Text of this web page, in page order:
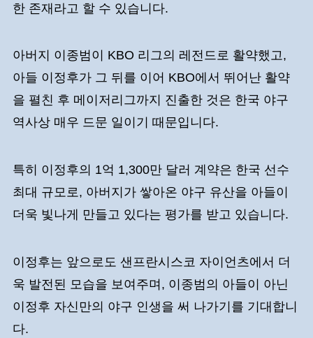
한 존재라고 할 수 있습니다.
아버지 이종범이 KBO 리그의 레전드로 활약했고,
아들 이정후가 그 뒤를 이어 KBO에서 뛰어난 활약
을 펼친 후 메이저리그까지 진출한 것은 한국 야구
역사상 매우 드문 일이기 때문입니다.
특히 이정후의 1억 1,300만 달러 계약은 한국 선수
최대 규모로, 아버지가 쌓아온 야구 유산을 아들이
더욱 빛나게 만들고 있다는 평가를 받고 있습니다.
이정후는 앞으로도 샌프란시스코 자이언츠에서 더
욱 발전된 모습을 보여주며, 이종범의 아들이 아닌
이정후 자신만의 야구 인생을 써 나가기를 기대합니
다.